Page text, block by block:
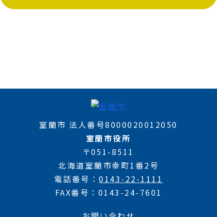
室蘭市 法人番号8000020012050
室蘭市役所
〒051-8511
北海道室蘭市幸町1番2号
電話番号
0143-22-1111
FAX番号
0143-24-7601